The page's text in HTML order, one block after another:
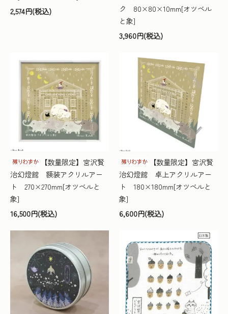
2,574円(税込)
ク 80×80×10mm[オツベル
と象]
3,960円(税込)
【数量限定】宮沢賢
治幻燈館 額装アクリルアー
ト 270×270mm[オツベルと
象]
16,500円(税込)
【数量限定】宮沢賢
治幻燈館 卓上アクリルアー
ト 180×180mm[オツベルと
象]
6,600円(税込)